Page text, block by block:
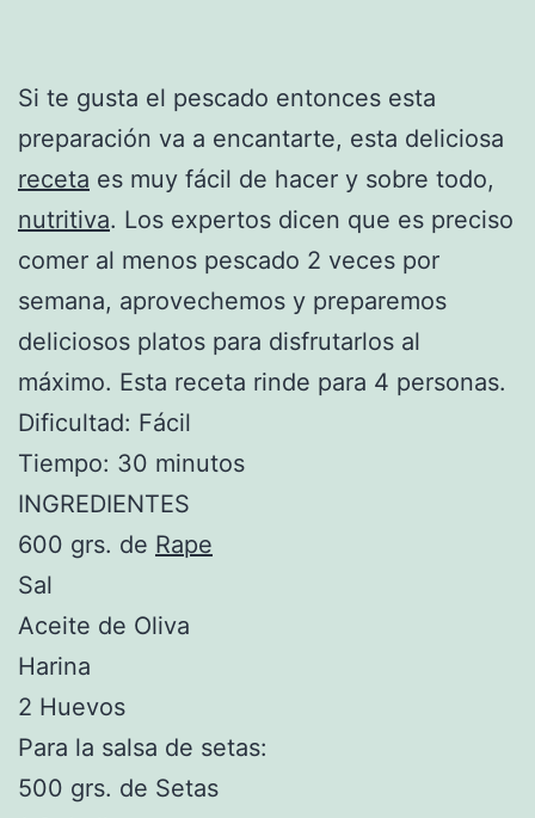
Si te gusta el pescado entonces esta
preparación va a encantarte, esta deliciosa
receta es muy fácil de hacer y sobre todo,
nutritiva. Los expertos dicen que es preciso
comer al menos pescado 2 veces por
semana, aprovechemos y preparemos
deliciosos platos para disfrutarlos al
máximo. Esta receta rinde para 4 personas.
Dificultad: Fácil
Tiempo: 30 minutos
INGREDIENTES
600 grs. de Rape
Sal
Aceite de Oliva
Harina
2 Huevos
Para la salsa de setas:
500 grs. de Setas